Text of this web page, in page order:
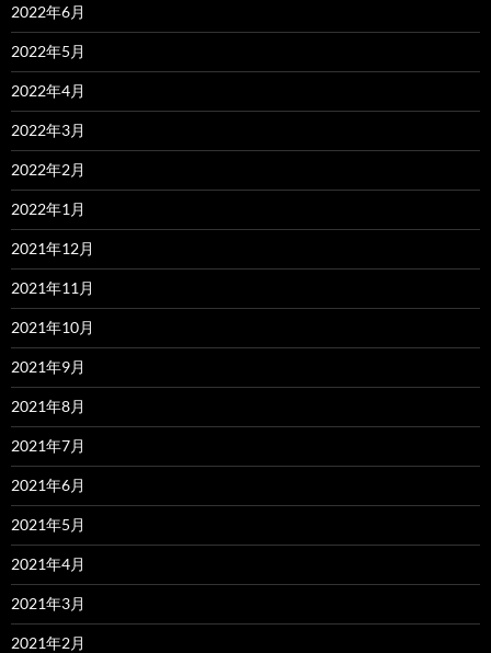
2022年6月
2022年5月
2022年4月
2022年3月
2022年2月
2022年1月
2021年12月
2021年11月
2021年10月
2021年9月
2021年8月
2021年7月
2021年6月
2021年5月
2021年4月
2021年3月
2021年2月